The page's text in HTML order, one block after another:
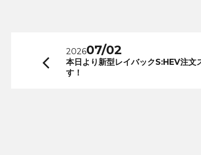
前
202607/02
本日より新型レイバックS:HEV注文
す！